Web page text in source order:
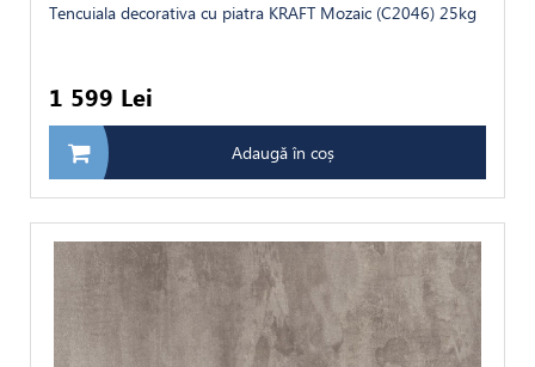
Tencuiala decorativa cu piatra KRAFT Mozaic (C2046) 25kg
1 599 Lei
Adaugă în coș